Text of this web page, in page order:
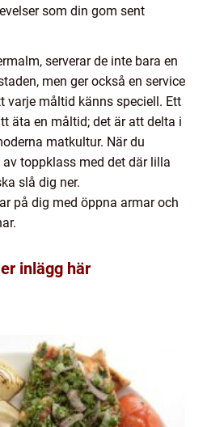
som din gom sent
serverar de inte bara en
men ger också en service
varje måltid känns speciell. Ett
äta en måltid; det är att delta i
matkultur. När du
toppklass med det där lilla
slå dig ner.
på dig med öppna armar och
inlägg här